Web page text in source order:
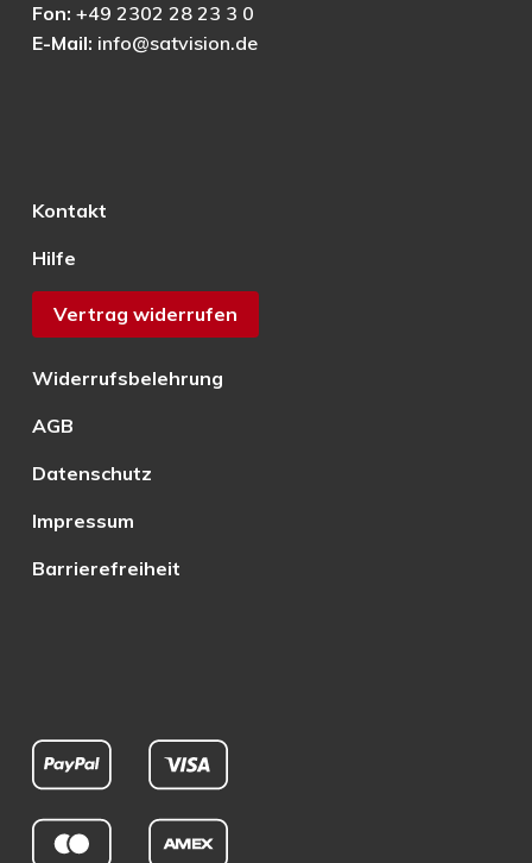
Fon: +49 2302 28 23 3 0
E-Mail: info@satvision.de
Kontakt
Hilfe
Vertrag widerrufen
Widerrufsbelehrung
AGB
Datenschutz
Impressum
Barrierefreiheit